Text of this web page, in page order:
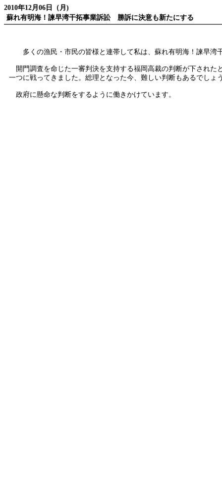
2010年12月06日（月)
蘇れ有明海！諫早湾干拓事業訴訟 勝訴に決意も新たにする
多くの漁民・市民の皆様と連帯して私は、蘇れ有明海！諫早湾
開門調査を命じた一審判決を支持する福岡高裁の判断が下された
一つに戦ってきました。総理となった今、難しい判断もあるでし
政府に懸命な判断をするように働きかけています。